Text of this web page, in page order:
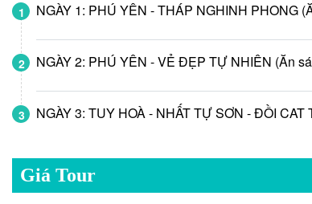
1 NGÀY 1: PHÚ YÊN - THÁP NGHINH PHONG
2 NGÀY 2: PHÚ YÊN - VẺ ĐẸP TỰ NHIÊN (Ăn
3 NGÀY 3: TUY HOÀ - NHẤT TỰ SƠN - ĐỒI
Giá Tour